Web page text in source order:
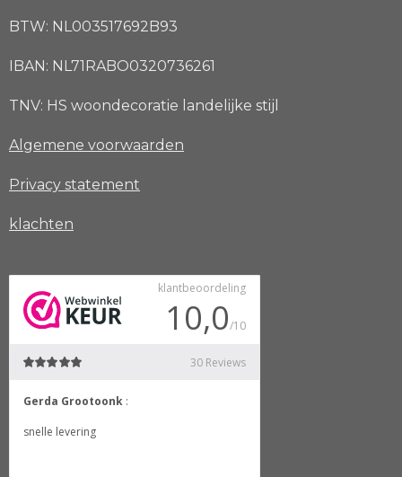
BTW: NL003517692B93
IBAN: NL71RABO0320736261
TNV: HS woondecoratie landelijke stijl
Algemene voorwaarden
Privacy statement
klachten